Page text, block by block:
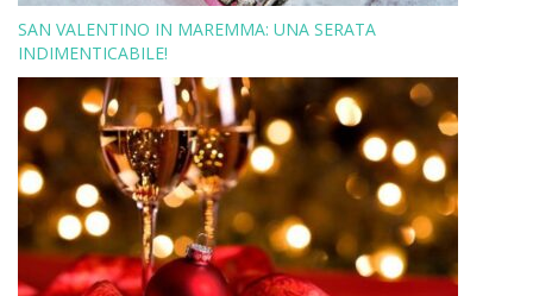
SAN VALENTINO IN MAREMMA: UNA SERATA
INDIMENTICABILE!